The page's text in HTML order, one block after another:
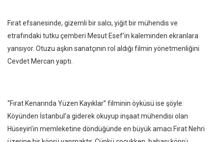
Fırat efsanesinde, gizemli bir salcı, yiğit bir mühendis ve
etrafındaki tutku çemberi Mesut Esef’in kaleminden ekranlara
yansıyor. Otuzu aşkın sanatçının rol aldığı filmin yönetmenliğini
Cevdet Mercan yaptı.
“Fırat Kenarında Yüzen Kayıklar” filminin öyküsü ise şöyle:
Köyünden İstanbul’a giderek okuyup inşaat mühendisi olan
Hüseyin’in memleketine döndüğünde en büyük amacı Fırat Nehri